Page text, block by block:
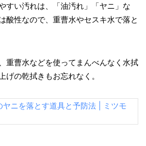
すい汚れは、「油汚れ」「ヤニ」な
酸性なので、重曹水やセスキ水で落と
重曹水などを使ってまんべんなく水拭
げの乾拭きもお忘れなく。
ヤニを落とす道具と予防法 | ミツモ